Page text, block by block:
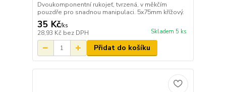
Dvoukomponentní rukojeť, tvrzená, v měkčím
pouzdře pro snadnou manipulaci. 5x75mm křížový.
35 Kč/ks
28,93 Kč bez DPH Skladem 5 ks
Přidat do košíku